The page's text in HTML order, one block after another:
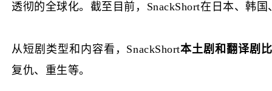
透彻的全球化。截至目前，SnackShort在日本、韩
从短剧类型和内容看，SnackShort本土剧和翻译剧
复仇、重生等。